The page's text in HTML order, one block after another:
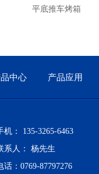
平底推车烤箱
中心 产品应用
机： 135-3265-6463
系人： 杨先生
话：0769-87797276